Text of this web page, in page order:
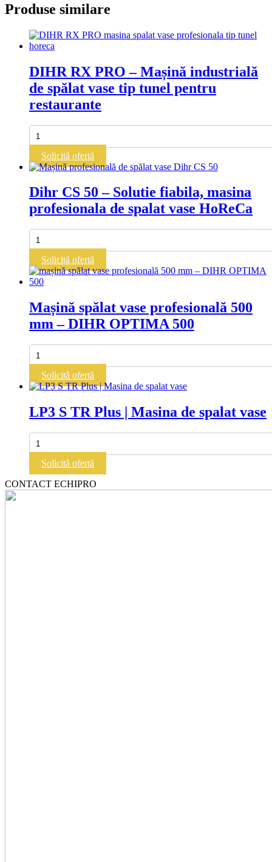
Produse similare
DIHR RX PRO – Mașină industrială
de spălat vase tip tunel pentru
restaurante
Cantitate
DIHR
RX
PRO
–
Mașină
industrială
de
spălat
vase
tip
tunel
pentru
restaurante
Solicită ofertă
Dihr CS 50 – Solutie fiabila, masina
profesionala de spalat vase HoReCa
Cantitate
Dihr
50
–
Solutie
masina
profesionala
de
spalat
vase
HoReCa
Solicită ofertă
Mașină spălat vase profesională 500
mm – DIHR OPTIMA 500
Cantitate
Mașină
spălat
vase
profesională
mm
DIHR
OPTIMA
500
Solicită ofertă
LP3 S TR Plus | Masina de spalat vase
Cantitate
LP3
Plus
|
Solicită ofertă
CONTACT ECHIPRO